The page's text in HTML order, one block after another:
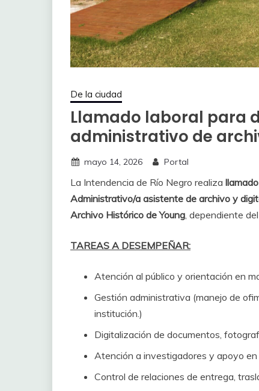
De la ciudad
Llamado laboral para
administrativo de
mayo 14, 2026 Portal
La Intendencia de Río Negro realiza
Administrativo/a asistente de archivo y
Archivo Histórico de Young, dependiente
TAREAS A DESEMPEÑAR:
Atención al público y orientación en
Gestión administrativa (manejo de
institución.)
Digitalización de documentos,
Atención a investigadores y apoyo
Control de relaciones de entrega,